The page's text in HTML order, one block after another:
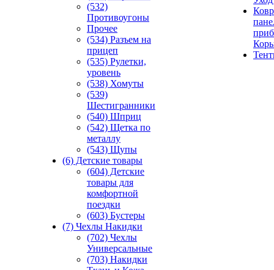
(532)
Противоугоны
Прочее
(534) Разъем на
прицеп
(535) Рулетки,
уровень
(538) Хомуты
(539)
Шестигранники
(540) Шприц
(542) Щетка по
металлу
(543) Щупы
(6) Детские товары
(604) Детские
товары для
комфортной
поездки
(603) Бустеры
(7) Чехлы Накидки
(702) Чехлы
Универсальные
(703) Накидки